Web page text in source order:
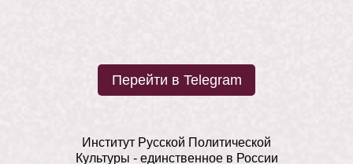
Перейти в Telegram
Институт Русской Политической
Культуры - единственное в России